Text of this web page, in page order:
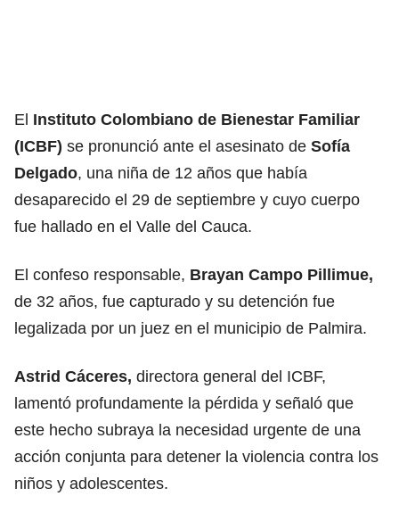
El Instituto Colombiano de Bienestar Familiar
(ICBF) se pronunció ante el asesinato de Sofía
Delgado, una niña de 12 años que había
desaparecido el 29 de septiembre y cuyo cuerpo
fue hallado en el Valle del Cauca.
El confeso responsable, Brayan Campo Pillimue,
de 32 años, fue capturado y su detención fue
legalizada por un juez en el municipio de Palmira.
Astrid Cáceres, directora general del ICBF,
lamentó profundamente la pérdida y señaló que
este hecho subraya la necesidad urgente de una
acción conjunta para detener la violencia contra los
niños y adolescentes.